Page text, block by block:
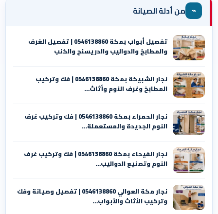
⌁ من أدلة الصيانة
تفصيل أبواب بمكة 0546138860 | تفصيل الغرف
والمطابخ والدواليب والدريسنج والكنب
نجار الشبيكة بمكة 0546138860⁩ | فك وتركيب
المطابخ وغرف النوم وأثاث…
نجار الحمراء بمكة 0546138860⁩ | فك وتركيب غرف
النوم الجديدة والمستعملة…
نجار الفيحاء بمكة 0546138860⁩ | فك وتركيب غرف
النوم وتصنيع الدواليب…
نجار مكة العوالي 0546138860⁩ | تفصيل وصيانة وفك
وتركيب الأثاث والأبواب…